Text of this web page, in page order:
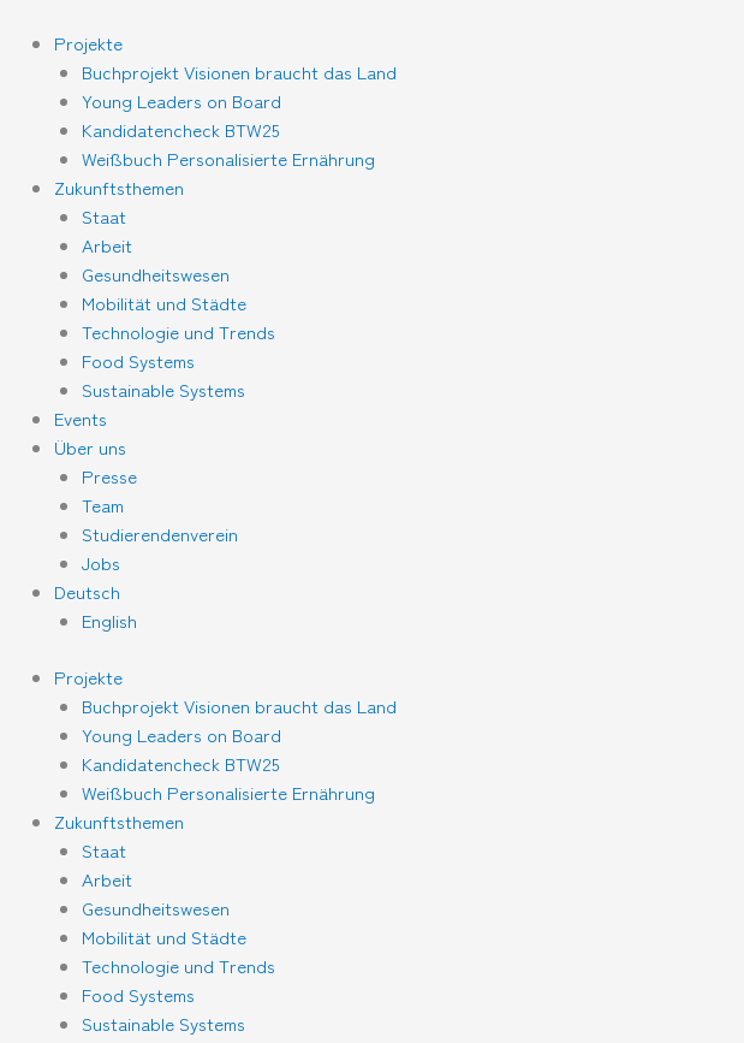
Inhalt
springen
Projekte
Buchprojekt Visionen braucht das Land
Young Leaders on Board
Kandidatencheck BTW25
Weißbuch Personalisierte Ernährung
Zukunftsthemen
Staat
Arbeit
Gesundheitswesen
Mobilität und Städte
Technologie und Trends
Food Systems
Sustainable Systems
Events
Über uns
Presse
Team
Studierendenverein
Jobs
Deutsch
English
Projekte
Buchprojekt Visionen braucht das Land
Young Leaders on Board
Kandidatencheck BTW25
Weißbuch Personalisierte Ernährung
Zukunftsthemen
Staat
Arbeit
Gesundheitswesen
Mobilität und Städte
Technologie und Trends
Food Systems
Sustainable Systems